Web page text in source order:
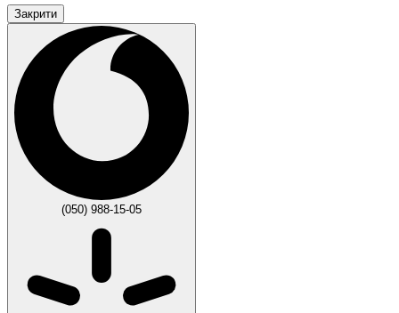
Закрити
(050) 988-15-05